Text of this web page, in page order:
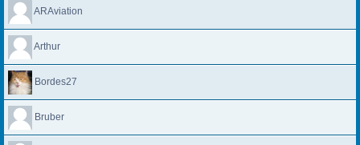
ARAviation
Arthur
Bordes27
Bruber